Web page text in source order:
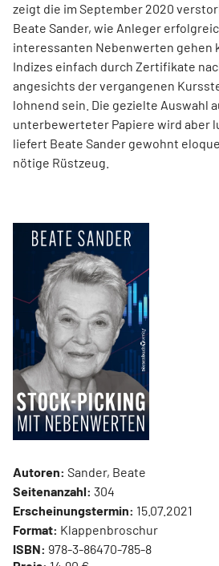
zeigt die im September 2020
Beate Sander, wie Anleger
interessanten Nebenwerten gehen
Indizes einfach durch Zertifikate
angesichts der vergangenen
lohnend sein. Die gezielte Auswahl
unterbewerteter Papiere wird aber
liefert Beate Sander gewohnt
nötige Rüstzeug.
Autoren: Sander, Beate
Seitenanzahl: 304
Erscheinungstermin: 15.07.2021
Format: Klappenbroschur
ISBN: 978-3-86470-785-8